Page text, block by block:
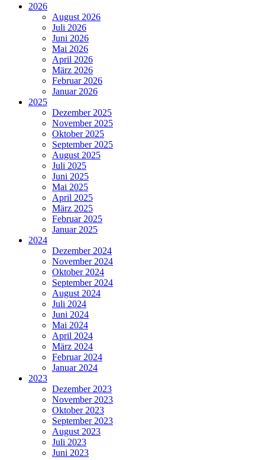
2026
August 2026
Juli 2026
Juni 2026
Mai 2026
April 2026
März 2026
Februar 2026
Januar 2026
2025
Dezember 2025
November 2025
Oktober 2025
September 2025
August 2025
Juli 2025
Juni 2025
Mai 2025
April 2025
März 2025
Februar 2025
Januar 2025
2024
Dezember 2024
November 2024
Oktober 2024
September 2024
August 2024
Juli 2024
Juni 2024
Mai 2024
April 2024
März 2024
Februar 2024
Januar 2024
2023
Dezember 2023
November 2023
Oktober 2023
September 2023
August 2023
Juli 2023
Juni 2023